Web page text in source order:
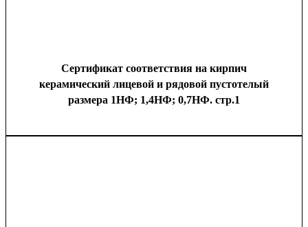
Сертификат соответствия на кирпич
керамический лицевой и рядовой пустотелый
размера 1НФ; 1,4НФ; 0,7НФ. стр.1